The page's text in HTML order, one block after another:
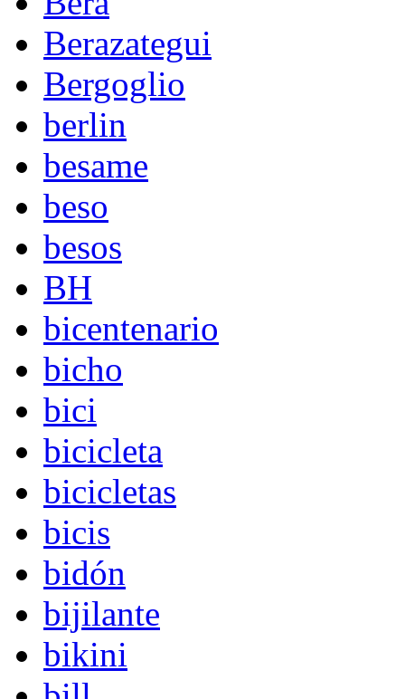
Berazategui
Bergoglio
berlin
besame
beso
besos
BH
bicentenario
bicho
bici
bicicleta
bicicletas
bicis
bidón
bijilante
bikini